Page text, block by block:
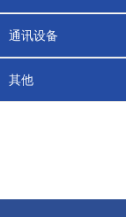
通讯设备
其他